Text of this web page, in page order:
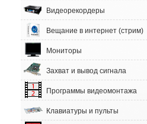
Видеорекордеры
Вещание в интернет (стрим)
Мониторы
Захват и вывод сигнала
Программы видеомонтажа
Клавиатуры и пульты